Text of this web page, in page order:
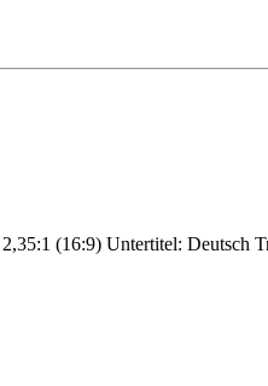
(16:9) Untertitel: Deutsch